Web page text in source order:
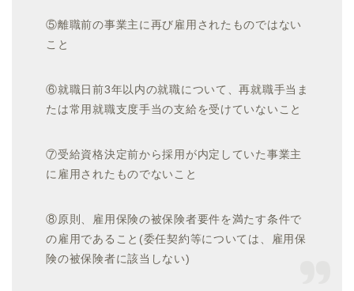
⑤離職前の事業主に再び雇用されたものではない
こと
⑥就職日前3年以内の就職について、再就職手当ま
たは常用就職支度手当の支給を受けていないこと
⑦受給資格決定前から採用が内定していた事業主
に雇用されたものでないこと
⑧原則、雇用保険の被保険者要件を満たす条件で
の雇用であること(委任契約等については、雇用保
険の被保険者に該当しない)